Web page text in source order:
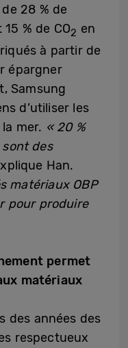
28 % de
% de CO2 en
à partir de
épargner
Samsung
d’utiliser les
mer. « 20 %
des
Han.
matériaux OBP
pour produire
permet
matériaux
des années des
respectueux